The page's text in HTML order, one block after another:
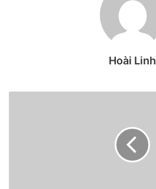
Hoài Linh